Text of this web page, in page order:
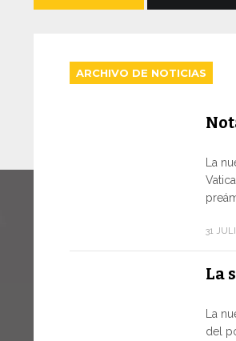
ARCHIVO DE NOTICIAS
La
31
La
La
del